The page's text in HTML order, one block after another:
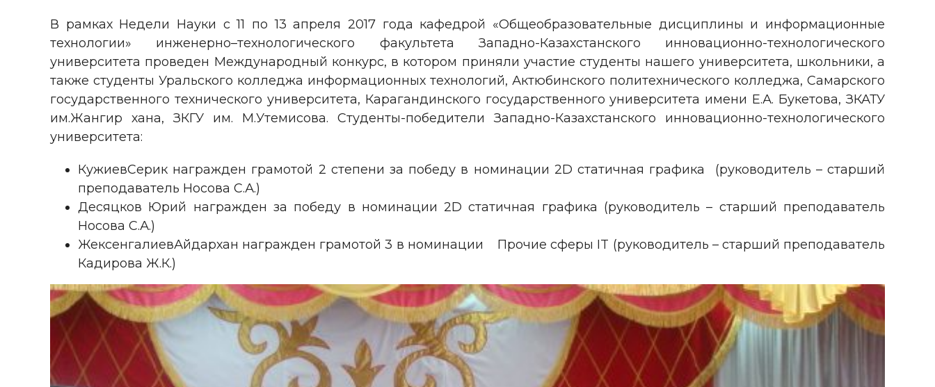
В рамках Недели Науки с 11 по 13 апреля 2017 года кафедрой «Общеобразовательные дисциплины и информационные
технологии» инженерно–технологического факультета Западно-Казахстанского инновационно-технологического
университета проведен Международный конкурс, в котором приняли участие студенты нашего университета, школьники, а
также студенты Уральского колледжа информационных технологий, Актюбинского политехнического колледжа, Самарского
государственного технического университета, Карагандинского государственного университета имени Е.А. Букетова, ЗКАТУ
им.Жангир хана, ЗКГУ им. М.Утемисова. Студенты-победители Западно-Казахстанского инновационно-технологического
университета:
КужиевСерик награжден грамотой 2 степени за победу в номинации 2D статичная графика (руководитель – старший
преподаватель Носова С.А.)
Десяцков Юрий награжден за победу в номинации 2D статичная графика (руководитель – старший преподаватель
Носова С.А.)
ЖексенгалиевАйдархан награжден грамотой 3 в номинации Прочие сферы IT (руководитель – старший преподаватель
Кадирова Ж.К.)